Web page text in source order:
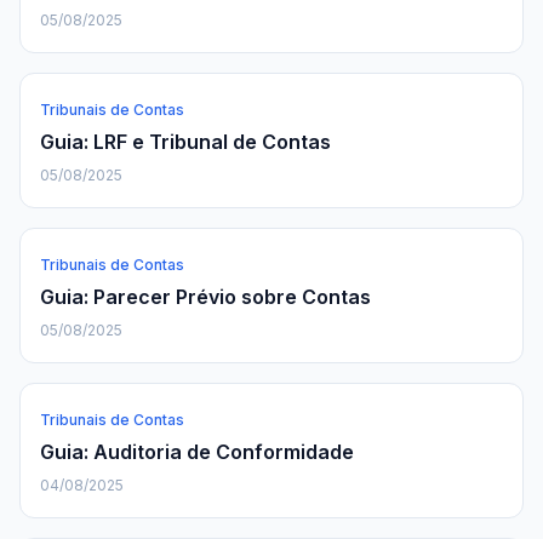
05/08/2025
Tribunais de Contas
Guia: LRF e Tribunal de Contas
05/08/2025
Tribunais de Contas
Guia: Parecer Prévio sobre Contas
05/08/2025
Tribunais de Contas
Guia: Auditoria de Conformidade
04/08/2025